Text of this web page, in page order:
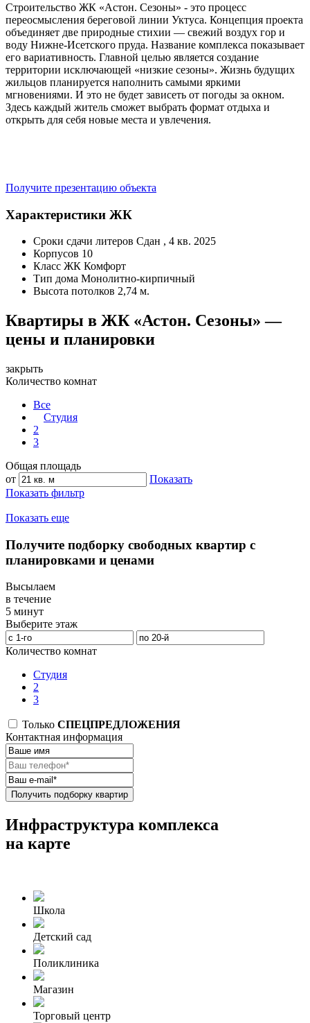
Строительство ЖК «Астон. Сезоны» - это процесс
переосмысления береговой линии Уктуса. Концепция проекта
объединяет две природные стихии — свежий воздух гор и
воду Нижне-Исетского пруда. Название комплекса показывает
его вариативность. Главной целью является создание
территории исключающей «низкие сезоны». Жизнь будущих
жильцов планируется наполнить самыми яркими
мгновениями. И это не будет зависеть от погоды за окном.
Здесь каждый житель сможет выбрать формат отдыха и
открыть для себя новые места и увлечения.
Получите презентацию объекта
Характеристики ЖК
Сроки сдачи литеров Сдан , 4 кв. 2025
Корпусов 10
Класс ЖК Комфорт
Тип дома Монолитно-кирпичный
Высота потолков 2,74 м.
Квартиры в ЖК «Астон. Сезоны» —
цены и планировки
закрыть
Количество комнат
Все
Студия
2
3
Общая площадь
от
Показать
Показать фильтр
Показать еще
Получите подборку свободных квартир с
планировками и ценами
Высылаем
в течение
5 минут
Выберите этаж
Количество комнат
Студия
2
3
Только СПЕЦПРЕДЛОЖЕНИЯ
Контактная информация
Получить подборку квартир
Инфраструктура комплекса
на карте
Школа
Детский сад
Поликлиника
Магазин
Торговый центр